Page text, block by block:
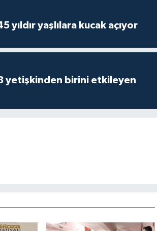
yıldır yaşlılara kucak açıyor
yetişkinden birini etkileyen